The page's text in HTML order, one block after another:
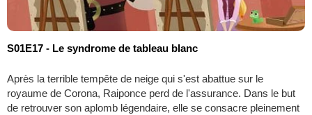
S01E17 - Le syndrome de tableau blanc
Après la terrible tempête de neige qui s'est abattue sur le
royaume de Corona, Raiponce perd de l'assurance. Dans le but
de retrouver son aplomb légendaire, elle se consacre pleinement